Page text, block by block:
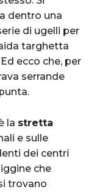
dentro una
di ugelli per
targhetta
Ed ecco che, per
serrande
la stretta
e sulle
dei centri
che
trovano